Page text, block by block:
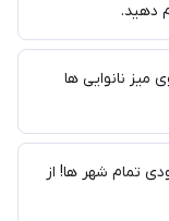
دهید.
میز نانوایی ها
تمام شهر ها! از